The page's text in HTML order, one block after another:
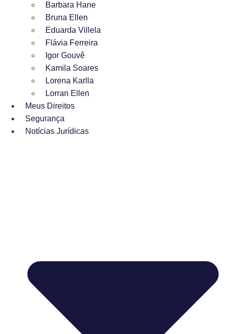
Barbara Hane
Bruna Ellen
Eduarda Villela
Flávia Ferreira
Igor Gouvê
Kamila Soares
Lorena Karlla
Lorran Ellen
Meus Direitos
Segurança
Notícias Jurídicas